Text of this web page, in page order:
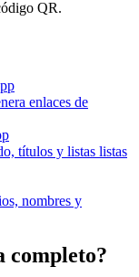
QR.
enlaces de
títulos y listas listas
nombres y
completo?